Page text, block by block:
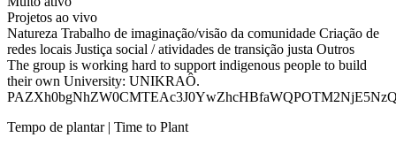
Projetos ao vivo
Natureza Trabalho de imaginação/visão da comunidade Criação de
redes locais Justiça social / atividades de transição justa Outros
The group is working hard to support indigenous people to build
their own University: UNIKRAÔ.
Tempo de plantar | Time to Plant